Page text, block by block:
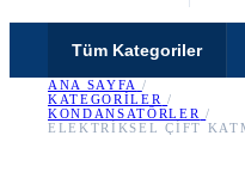
Tüm Kategoriler
ANA SAYFA /
KATEGORILER /
KONDANSATÖRLER
/
ELEKTRIKSEL ÇIFT